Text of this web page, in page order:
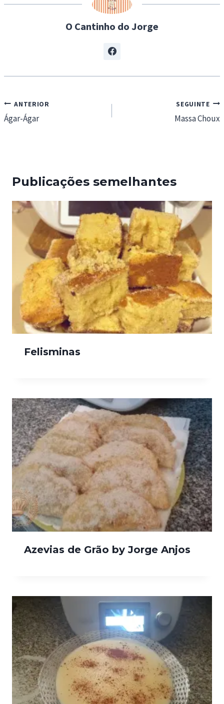
i
O Cantinho do Jorge
Navegação
de
ANTERIOR
Ágar-Ágar
SEGUINTE
Massa Choux
Publicações semelhantes
Felisminas
Azevias de Grão by Jorge Anjos